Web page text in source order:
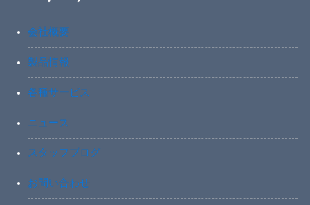
会社概要
製品情報
各種サービス
ニュース
スタッフブログ
お問い合わせ